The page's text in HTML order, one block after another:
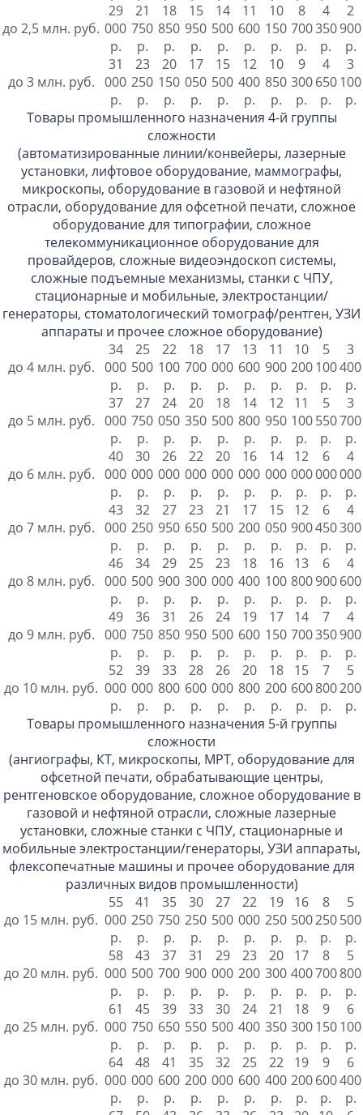
до 2,5 млн. руб.
29
000
р.
21
750
р.
18
850
р.
15
950
р.
14
500
р.
11
600
р.
10
150
р.
8
700
р.
4
350
р.
2
900
р.
до 3 млн. руб.
31
000
р.
23
250
р.
20
150
р.
17
050
р.
15
500
р.
12
400
р.
10
850
р.
9
300
р.
4
650
р.
3
100
р.
Товары промышленного назначения 4-й группы
сложности
(автоматизированные линии/конвейеры, лазерные
установки, лифтовое оборудование, маммографы,
микроскопы, оборудование в газовой и нефтяной
отрасли, оборудование для офсетной печати, сложное
оборудование для типографии, сложное
телекоммуникационное оборудование для
провайдеров, сложные видеоэндоскоп системы,
сложные подъемные механизмы, станки с ЧПУ,
стационарные и мобильные, электростанции/
генераторы, стоматологический томограф/рентген, УЗИ
аппараты и прочее сложное оборудование)
до 4 млн. руб.
34
000
р.
25
500
р.
22
100
р.
18
700
р.
17
000
р.
13
600
р.
11
900
р.
10
200
р.
5
100
р.
3
400
р.
до 5 млн. руб.
37
000
р.
27
750
р.
24
050
р.
20
350
р.
18
500
р.
14
800
р.
12
950
р.
11
100
р.
5
550
р.
3
700
р.
до 6 млн. руб.
40
000
р.
30
000
р.
26
000
р.
22
000
р.
20
000
р.
16
000
р.
14
000
р.
12
000
р.
6
000
р.
4
000
р.
до 7 млн. руб.
43
000
р.
32
250
р.
27
950
р.
23
650
р.
21
500
р.
17
200
р.
15
050
р.
12
900
р.
6
450
р.
4
300
р.
до 8 млн. руб.
46
000
р.
34
500
р.
29
900
р.
25
300
р.
23
000
р.
18
400
р.
16
100
р.
13
800
р.
6
900
р.
4
600
р.
до 9 млн. руб.
49
000
р.
36
750
р.
31
850
р.
26
950
р.
24
500
р.
19
600
р.
17
150
р.
14
700
р.
7
350
р.
4
900
р.
до 10 млн. руб.
52
000
р.
39
000
р.
33
800
р.
28
600
р.
26
000
р.
20
800
р.
18
200
р.
15
600
р.
7
800
р.
5
200
р.
Товары промышленного назначения 5-й группы
сложности
(ангиографы, КТ, микроскопы, МРТ, оборудование для
офсетной печати, обрабатывающие центры,
рентгеновское оборудование, сложное оборудование в
газовой и нефтяной отрасли, сложные лазерные
установки, сложные станки с ЧПУ, стационарные и
мобильные электростанции/генераторы, УЗИ аппараты,
флексопечатные машины и прочее оборудование для
различных видов промышленности)
до 15 млн. руб.
55
000
р.
41
250
р.
35
750
р.
30
250
р.
27
500
р.
22
000
р.
19
250
р.
16
500
р.
8
250
р.
5
500
р.
до 20 млн. руб.
58
000
р.
43
500
р.
37
700
р.
31
900
р.
29
000
р.
23
200
р.
20
300
р.
17
400
р.
8
700
р.
5
800
р.
до 25 млн. руб.
61
000
р.
45
750
р.
39
650
р.
33
550
р.
30
500
р.
24
400
р.
21
350
р.
18
300
р.
9
150
р.
6
100
р.
до 30 млн. руб.
64
000
р.
48
000
р.
41
600
р.
35
200
р.
32
000
р.
25
600
р.
22
400
р.
19
200
р.
9
600
р.
6
400
р.